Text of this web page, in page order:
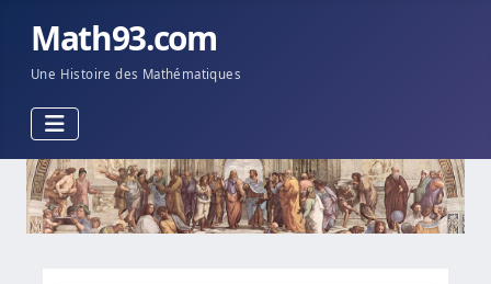
Math93.com
Une Histoire des Mathématiques